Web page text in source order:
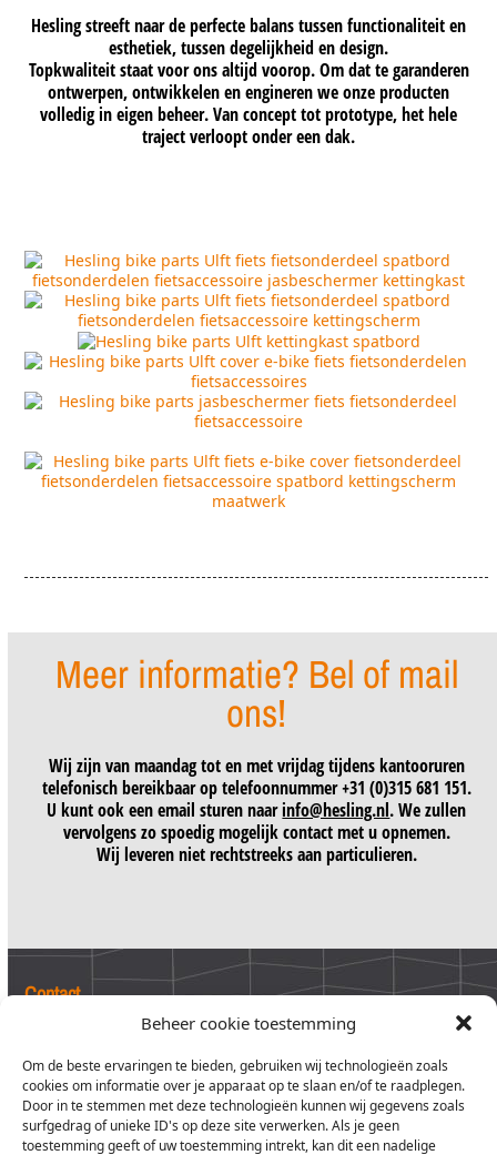
Beheer cookie toestemming
Om de beste ervaringen te bieden, gebruiken wij technologieën zoals
cookies om informatie over je apparaat op te slaan en/of te raadplegen.
Door in te stemmen met deze technologieën kunnen wij gegevens zoals
surfgedrag of unieke ID's op deze site verwerken. Als je geen
toestemming geeft of uw toestemming intrekt, kan dit een nadelige
Hesling streeft naar de perfecte balans tussen functionaliteit en
esthetiek, tussen degelijkheid en design.
Topkwaliteit staat voor ons altijd voorop. Om dat te garanderen
ontwerpen, ontwikkelen en engineren we onze producten
volledig in eigen beheer. Van concept tot prototype, het hele
traject verloopt onder een dak.
Meer informatie? Bel of mail
ons!
Wij zijn van maandag tot en met vrijdag tijdens kantooruren
telefonisch bereikbaar op telefoonnummer +31 (0)315 681 151.
U kunt ook een email sturen naarinfo@hesling.nl. We zullen
vervolgens zo spoedig mogelijk contact met u opnemen.
Wij leveren niet rechtstreeks aan particulieren.
Contact
P.O. Box 12 7070 AA Ulft
The Netherlands
T +31 (0)315 681 151
info@hesling.nl
Trade register: 09060188